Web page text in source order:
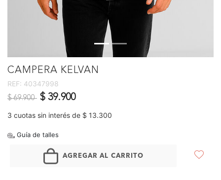
CAMPERA KELVAN
REF: 40347998
Precio reducido de
$ 69.900 a$ 39.900
3 cuotas sin interés de $ 13.300
Guía de talles
AGREGAR AL CARRITO